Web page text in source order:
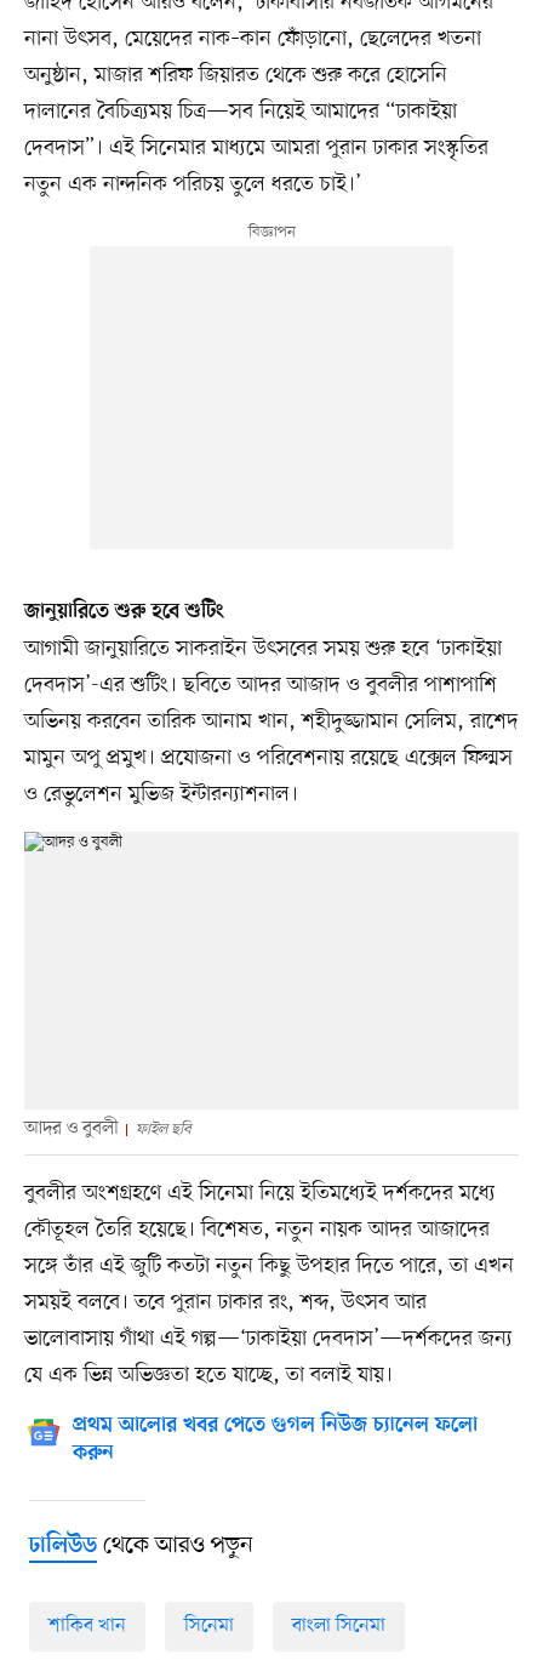
নানা উৎসব, মেয়েদের নাক–কান ফোঁড়ানো, ছেলেদের খতনা
অনুষ্ঠান, মাজার শরিফ জিয়ারত থেকে শুরু করে হোসেনি
দালানের বৈচিত্র্যময় চিত্র—সব নিয়েই আমাদের “ঢাকাইয়া
দেবদাস”। এই সিনেমার মাধ্যমে আমরা পুরান ঢাকার সংস্কৃতির
নতুন এক নান্দনিক পরিচয় তুলে ধরতে চাই।’
জানুয়ারিতে শুরু হবে শুটিং
আগামী জানুয়ারিতে সাকরাইন উৎসবের সময় শুরু হবে ‘ঢাকাইয়া
দেবদাস’-এর শুটিং। ছবিতে আদর আজাদ ও বুবলীর পাশাপাশি
অভিনয় করবেন তারিক আনাম খান, শহীদুজ্জামান সেলিম, রাশেদ
মামুন অপু প্রমুখ। প্রযোজনা ও পরিবেশনায় রয়েছে এক্সেল ফিল্মস
ও রেভুলেশন মুভিজ ইন্টারন্যাশনাল।
আদর ও বুবলী ফাইল ছবি
বুবলীর অংশগ্রহণে এই সিনেমা নিয়ে ইতিমধ্যেই দর্শকদের মধ্যে
কৌতূহল তৈরি হয়েছে। বিশেষত, নতুন নায়ক আদর আজাদের
সঙ্গে তাঁর এই জুটি কতটা নতুন কিছু উপহার দিতে পারে, তা এখন
সময়ই বলবে। তবে পুরান ঢাকার রং, শব্দ, উৎসব আর
ভালোবাসায় গাঁথা এই গল্প—‘ঢাকাইয়া দেবদাস’—দর্শকদের জন্য
যে এক ভিন্ন অভিজ্ঞতা হতে যাচ্ছে, তা বলাই যায়।
প্রথম আলোর খবর পেতে গুগল নিউজ চ্যানেল ফলো
করুন
ঢালিউডথেকে আরও পড়ুন
শাকিব খান সিনেমা বাংলা সিনেমা